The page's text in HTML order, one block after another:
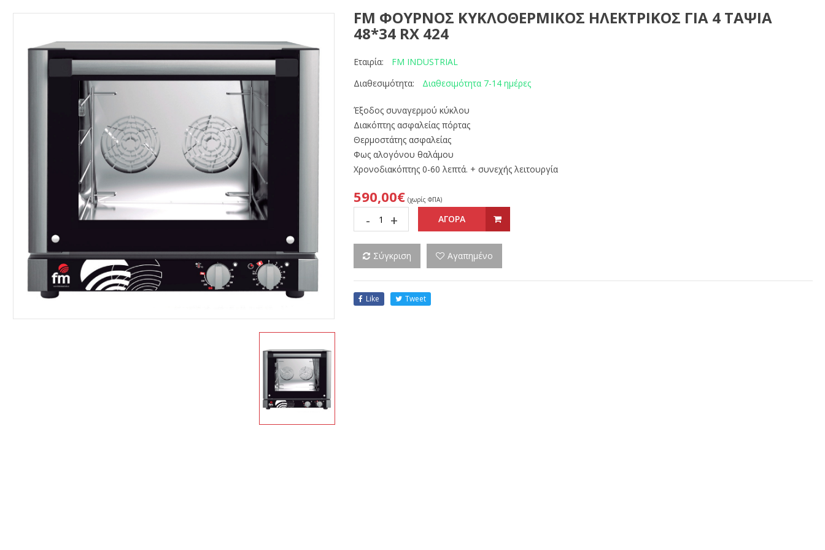
FM ΦΟΥΡΝΟΣ ΚΥΚΛΟΘΕΡΜΙΚΟΣ ΗΛΕΚΤΡΙΚΟΣ ΓΙΑ 4 ΤΑΨΙΑ
48*34 RX 424
Εταιρία:
FM INDUSTRIAL
Διαθεσιμότητα:
Διαθεσιμότητα 7-14 ημέρες
Έξοδος συναγερμού κύκλου
Διακόπτης ασφαλείας πόρτας
Θερμοστάτης ασφαλείας
Φως αλογόνου θαλάμου
Χρονοδιακόπτης 0-60 λεπτά. + συνεχής λειτουργία
590,00€ (χωρίς ΦΠΑ)
- + ΑΓΟΡΑ
Σύγκριση Αγαπημένο
Like Tweet